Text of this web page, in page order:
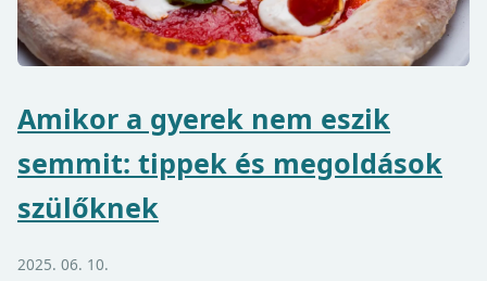
Amikor a gyerek nem eszik
semmit: tippek és megoldások
szülőknek
2025. 06. 10.